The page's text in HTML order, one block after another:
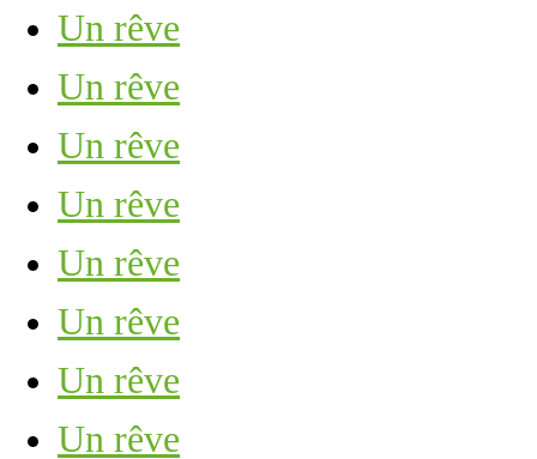
Un rêve
Un rêve
Un rêve
Un rêve
Un rêve
Un rêve
Un rêve
Un rêve